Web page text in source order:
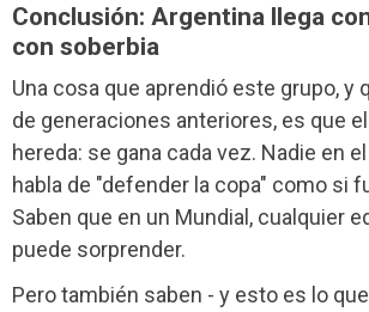
Conclusión: Argentina llega
con soberbia
Una cosa que aprendió este grupo, y
de generaciones anteriores, es que
hereda: se gana cada vez. Nadie en
habla de "defender la copa" como si
Saben que en un Mundial, cualquier
puede sorprender.
Pero también saben - y esto es lo